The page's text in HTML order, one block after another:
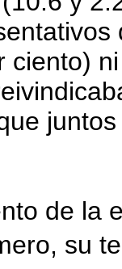
ciento)
de la
su